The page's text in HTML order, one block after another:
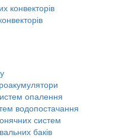
конвекторів
опалення
водопостачання
систем
баків